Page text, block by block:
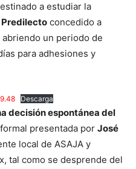
a estudiar la
concedido a
abriendo un periodo de
para adhesiones y
Descarga
decisión espontánea del
presentada por José
local de ASAJA y
tal como se desprende del